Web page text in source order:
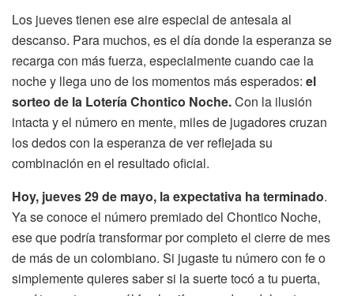
Los jueves tienen ese aire especial de antesala al
descanso. Para muchos, es el día donde la esperanza se
recarga con más fuerza, especialmente cuando cae la
noche y llega uno de los momentos más esperados: el
sorteo de la Lotería Chontico Noche.Con la ilusión
intacta y el número en mente, miles de jugadores cruzan
los dedos con la esperanza de ver reflejada su
combinación en el resultado oficial.
Hoy, jueves 29 de mayo, la expectativa ha terminado.
Ya se conoce el número premiado del Chontico Noche,
ese que podría transformar por completo el cierre de mes
de más de un colombiano. Si jugaste tu número con fe o
simplemente quieres saber si la suerte tocó a tu puerta,